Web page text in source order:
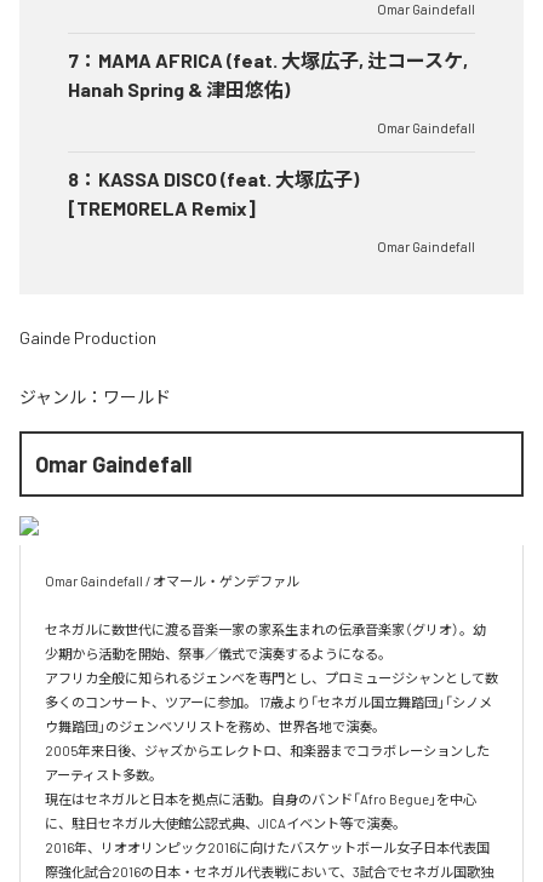
Omar Gaindefall
7 ： MAMA AFRICA (feat. 大塚広子, 辻コースケ,
Hanah Spring & 津田悠佑)
Omar Gaindefall
8 ： KASSA DISCO (feat. 大塚広子)
[TREMORELA Remix]
Omar Gaindefall
Gainde Production
ジャンル： ワールド
Omar Gaindefall
Omar Gaindefall / オマール・ゲンデファル
セネガルに数世代に渡る音楽一家の家系生まれの伝承音楽家（グリオ）。幼
少期から活動を開始、祭事／儀式で演奏するようになる。
アフリカ全般に知られるジェンベを専門とし、プロミュージシャンとして数
多くのコンサート、ツアーに参加。 17歳より「セネガル国立舞踏団」「シノメ
ウ舞踏団」のジェンベソリストを務め、世界各地で演奏。
2005年来日後、ジャズからエレクトロ、和楽器までコラボレーションした
アーティスト多数。
現在はセネガルと日本を拠点に活動。自身のバンド「Afro Begue」を中心
に、駐日セネガル大使館公認式典、JICAイベント等で演奏。
2016年、リオオリンピック2016に向けたバスケットボール女子日本代表国
際強化試合2016の日本・セネガル代表戦において、3試合でセネガル国歌独